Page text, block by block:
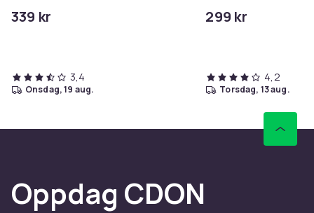
339 kr
3,4
onsdag, 19 aug.
299 kr
4,2
torsdag, 13 aug.
Oppdag CDON